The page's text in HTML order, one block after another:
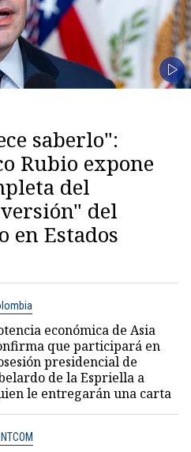
saberlo":
Rubio expone
del
del
en Estados
económica de Asia
que participará en
presidencial de
de la Espriella a
le entregarán una carta